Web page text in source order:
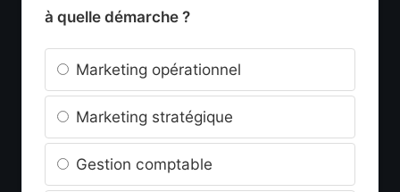
à quelle démarche ?
Marketing opérationnel
Marketing stratégique
Gestion comptable